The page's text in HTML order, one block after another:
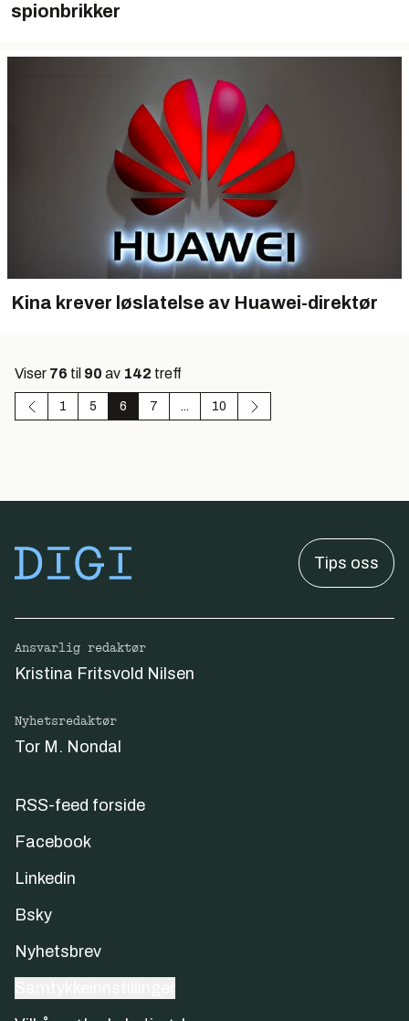
spionbrikker
Kina krever løslatelse av Huawei-direktør
Viser 76 til 90 av 142 treff
1 5 6 7 ... 10
Tips oss
Ansvarlig redaktør
Kristina Fritsvold Nilsen
Nyhetsredaktør
Tor M. Nondal
RSS-feed forside
Facebook
Linkedin
Bsky
Nyhetsbrev